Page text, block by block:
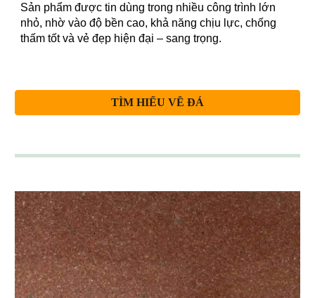
Sản phẩm được tin dùng trong nhiều công trình lớn
nhỏ, nhờ vào độ bền cao, khả năng chịu lực, chống
thấm tốt và vẻ đẹp hiện đại – sang trọng.
TÌM HIỂU VỀ ĐÁ